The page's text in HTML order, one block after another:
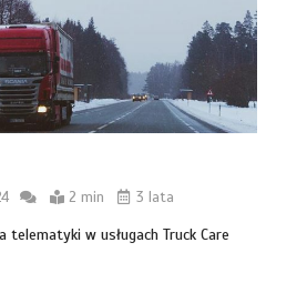
2 min 3 lata
telematyki w usługach Truck Care